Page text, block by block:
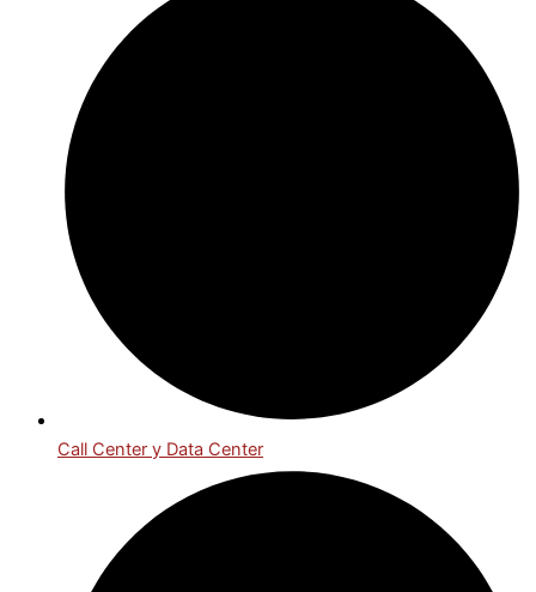
Call Center y Data Center